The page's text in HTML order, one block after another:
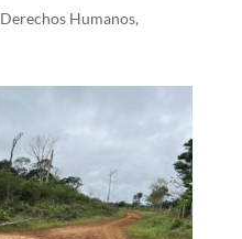
Derechos Humanos,